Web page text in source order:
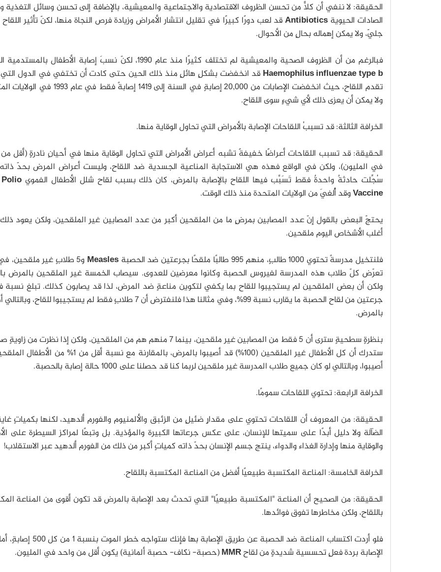
الحقيقة: لا ننفي أن كلًّا من تحسن الظروف الاقتصادية والاجتماعية والمعيشية، بالإضافة إلى تحسن وسائل التغذية
الصادات الحيويةAntibioticsقد لعب دورًا كبيرًا في تقليل انتشار الأمراض وزيادة فرص النجاة منها، لكنّ تأثير
جليّ، ولا يمكن إهماله بحالٍ من الأحوال.
فبالرغم من أن الظروف الصحية والمعيشية لم تختلف كثيرًا منذ عام 1990، لكنّ نسبَ إصابة الأطفال بالمستدمية النزفية
Haemophilus influenzae type b قد انخفضت بشكلٍ هائلٍ منذ ذلك الحين حتى كادت أن تختفي في الدول
تقدم اللقاح، حيث انخفضت الإصابات من 20,000 إصابةٍ في السنة إلى 1419 إصابةً فقط
ولا يمكن أن يعزى ذلك لأي شيءٍ سوى اللقاح.
الخرافة الثالثة: قد تسببُ اللقاحات الإصابة بالأمراض التي تحاول الوقاية منها.
الحقيقة: قد تسبب اللقاحات أعراضًا خفيفةً تشبه أعراض الأمراض التي تحاول الوقاية منها في أحيانٍ نادرةٍ (أقل
في المليون)، ولكن في الواقع فهذه هي الاستجابة المناعية الجسدية ضد اللقاح، وليست أعراض المرض بحدّ
سُجِّلت حادثةٌ واحدةٌ فقط تَسَبَّب فيها اللقاح بالإصابة بالمرض، كان ذلك بسبب لقاح شلل الأطفال الفموي
Vaccineوقد أُلغيَ من الولايات المتحدة منذ ذلك الوقت.
يحتجّ البعض بالقول إنّ عدد المصابين بمرضٍ ما من الملقحين أكبر من عدد المصابين غير الملقحين، ولكن يعود
أغلب الأشخاص اليوم ملقحين.
فلنتخيل مدرسةً تحتوي 1000 طالبٍ، منهم 995 طالبًا ملقحًا بجرعتين ضد الحصبة
Measles
و5 طلابٍ غير ملقحين،
تعرّض كلّ طلاب هذه المدرسة لفيروس الحصبة وكانوا معرضين للعدوى. سيصاب الخمسة غير الملقحين بالمرض
ولكن أن بعض الملقحين لم يستجيبوا للقاح بما يكفي لتكوين مناعةٍ ضد المرض، لذا قد يصابون كذلك. تبلغ نسبة
جرعتين من لقاح الحصبة ما يقارب نسبة 99%، وفي مثالنا هذا فلنفترض أن 7 طلابٍ فقط لم يستجيبوا للقاح،
بالمرض.
بنظرةٍ سطحيةٍ سترى أن 5 فقط من المصابين غير ملقحين، بينما 7 منهم هم من الملقحين، ولكن إذا نظرت من
ستدرك أن كل الأطفال غير الملقحين (100%) قد أصيبوا بالمرض، بالمقارنة مع نسبة أقل من
أصيبوا، وبالتالي لو كان جميع طلاب المدرسة غير ملقحين لربما كنا قد حصلنا على 1000 حالة إصابة بالحصبة.
الخرافة الرابعة: تحتوي اللقاحات سمومًا.
الحقيقة: من المعروف أن اللقاحات تحتوي على مقدارٍ ضئيلٍ من الزئبق والألمنيوم والفورم ألدهيد، لكنها بكمياتٍ
الضآلة ولا دليل أبدًا على سميتها للإنسان، على عكس جرعاتها الكبيرة والمؤذية. بل وتبعًا لمراكز السيطرة على
والوقاية منها وإدارة الغذاء والدواء، ينتج جسم الإنسان بحدّ ذاته كمياتٍ أكبر من ذلك من الفورم ألدهيد عبر الاستقلاب!
الخرافة الخامسة: المناعة المكتسبة طبيعيًا أفضل من المناعة المكتسبة باللقاح.
الحقيقة: من الصحيح أن المناعة "المكتسبة طبيعيًا" التي تحدث بعد الإصابة بالمرض قد تكون أقوى من المناعة
باللقاح، ولكن مخاطرها تفوق فوائدها.
فلو أردت اكتساب المناعة ضد الحصبة عن طريق الإصابة بها فإنك
الإصابة بردة فعلٍ تحسسية شديدةٍ من لقاحMMR(حصبة- نكاف- حصبة ألمانية) يكون أقل من واحد في المليون.